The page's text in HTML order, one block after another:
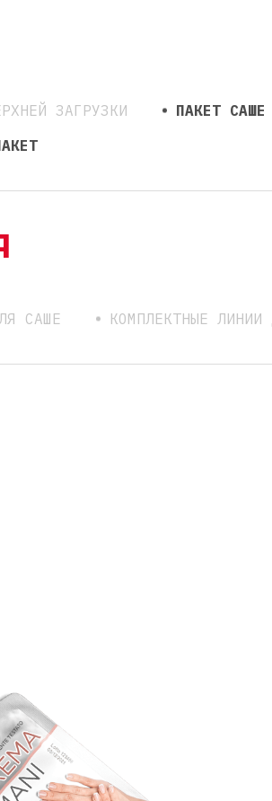
ЗАГРУЗКИ ПАКЕТ
САШЕ КОМПЛЕКТНЫЕ ЛИНИИ